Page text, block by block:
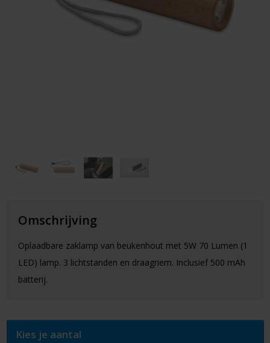
Auto & Veiligheid
Gezondheid & Verzorging
Omschrijving
Oplaadbare zaklamp van beukenhout met 5W 70 Lumen (1
LED) lamp. 3 lichtstanden en draagriem. Inclusief 500 mAh
batterij.
Kies je aantal